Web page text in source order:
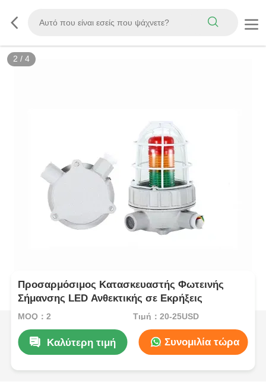
2 / 4
Προσαρμόσιμος Κατασκευαστής Φωτεινής
Σήμανσης LED Ανθεκτικής σε Εκρήξεις
MOQ：2 Τιμή：20-25USD
Καλύτερη τιμή Συνομιλία τώρα